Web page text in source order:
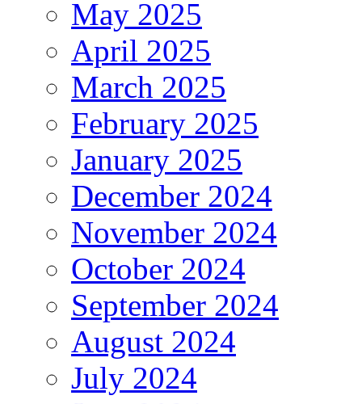
May 2025
April 2025
March 2025
February 2025
January 2025
December 2024
November 2024
October 2024
September 2024
August 2024
July 2024